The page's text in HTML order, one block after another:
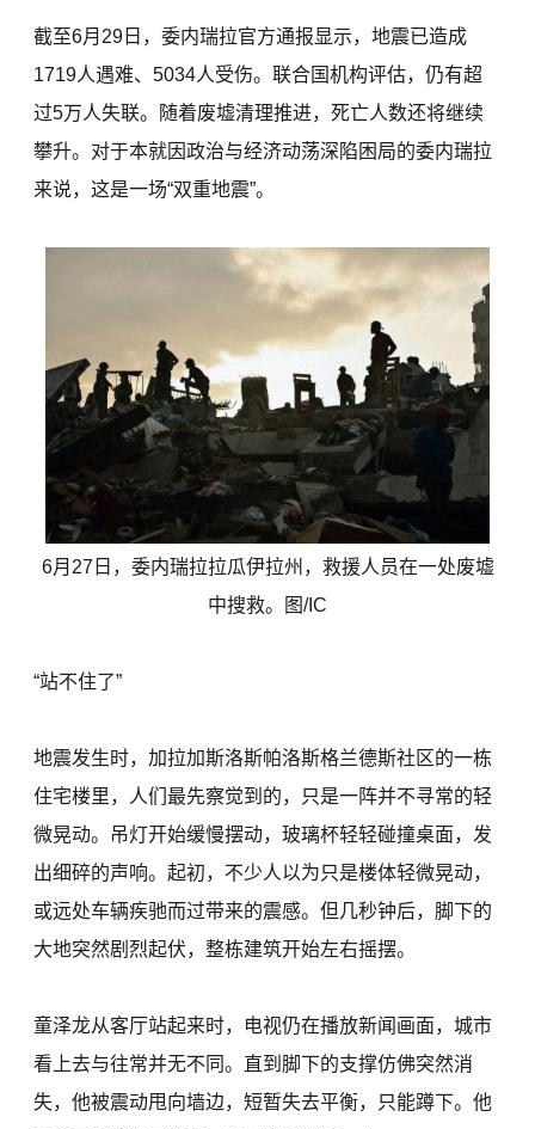
截至6月29日，委内瑞拉官方通报显示，地震已造成
1719人遇难、5034人受伤。联合国机构评估，仍有超
过5万人失联。随着废墟清理推进，死亡人数还将继续
攀升。对于本就因政治与经济动荡深陷困局的委内瑞拉
来说，这是一场“双重地震”。
6月27日，委内瑞拉拉瓜伊拉州，救援人员在一处废墟
中搜救。图/IC
“站不住了”
地震发生时，加拉加斯洛斯帕洛斯格兰德斯社区的一栋
住宅楼里，人们最先察觉到的，只是一阵并不寻常的轻
微晃动。吊灯开始缓慢摆动，玻璃杯轻轻碰撞桌面，发
出细碎的声响。起初，不少人以为只是楼体轻微晃动，
或远处车辆疾驰而过带来的震感。但几秒钟后，脚下的
大地突然剧烈起伏，整栋建筑开始左右摇摆。
童泽龙从客厅站起来时，电视仍在播放新闻画面，城市
看上去与往常并无不同。直到脚下的支撑仿佛突然消
失，他被震动甩向墙边，短暂失去平衡，只能蹲下。他